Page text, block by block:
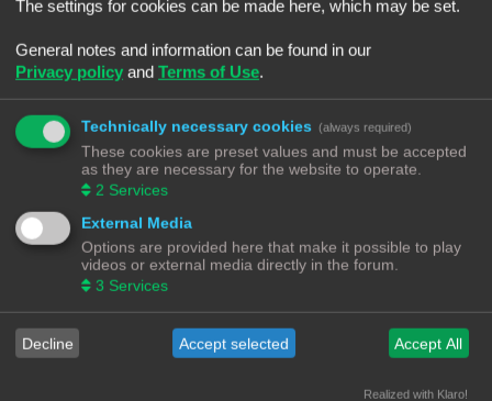
Heb je een vraag omtrent je slicer software, we zien het graag hier
Onderwerpen:5
Handleidingen voor beginners & gevorderden
Zelfbouwprinters
Vragen rond de opbouw en het gebruik van een zelfbouw
printer horen hier.
Wil je zelf een printer bouwen, heb je er eentje gebouwd en zit je met een
vraag. Dan is dit z'n plek.
Onderwerpen:13
Onderdelen
onderdeel? Dan is dit z'n plek.
Onderwerpen:
The settings for cookies can be made here, which may be set.
General notes and information can be found in our
Privacy policy and Terms of Use.
Technically necessary cookies (always required)
These cookies are preset values and must be accepted
as they are necessary for the website to operate.
2 Services
External Media
Options are provided here that make it possible to play
videos or external media directly in the forum.
3 Services
Decline Accept selected Accept All
Realized with Klaro!